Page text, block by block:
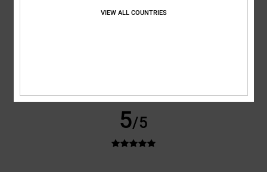
5/5
VIEW ALL COUNTRIES